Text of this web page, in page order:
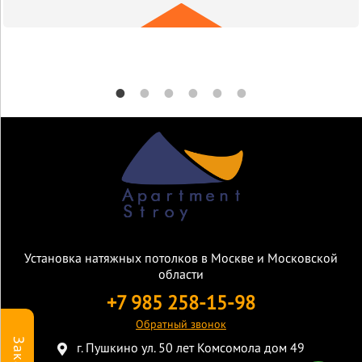
Установка натяжных потолков в Москве и Московской
области
+7 985 258-15-98
Обратный звонок
г. Пушкино ул. 50 лет Комсомола дом 49